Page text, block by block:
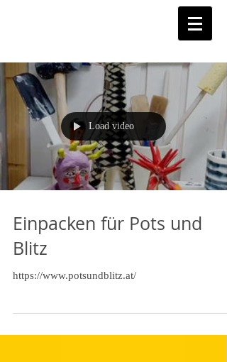
Load video
Einpacken für Pots und
Blitz
https://www.potsundblitz.at/